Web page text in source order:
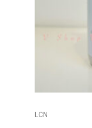
LCN